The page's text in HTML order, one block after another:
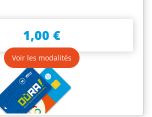
1,00 €
Voir les modalités